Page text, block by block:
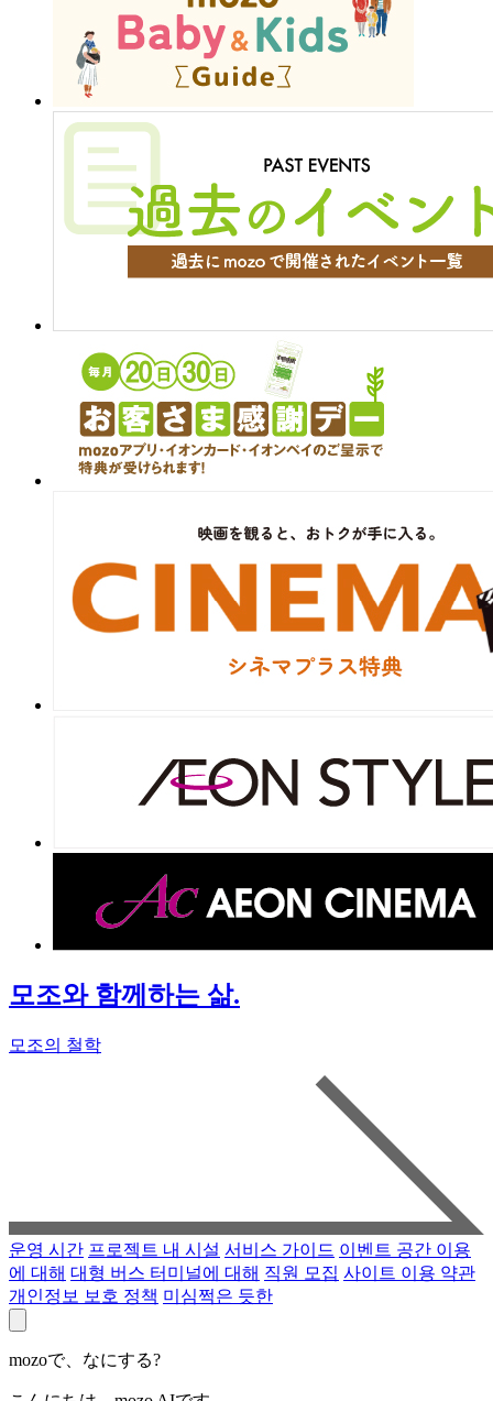
모조와 함께하는 삶.
모조의 철학
운영 시간 프로젝트 내 시설 서비스 가이드 이벤트 공간 이용
에 대해 대형 버스 터미널에 대해 직원 모집 사이트 이용 약관
개인정보 보호 정책 미심쩍은 듯한
mozoで、なにする?